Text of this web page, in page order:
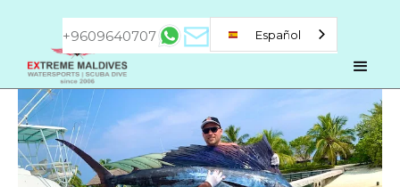
Español
+9609640707